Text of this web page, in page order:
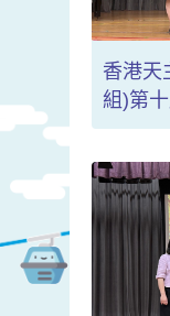
香港天
組)第